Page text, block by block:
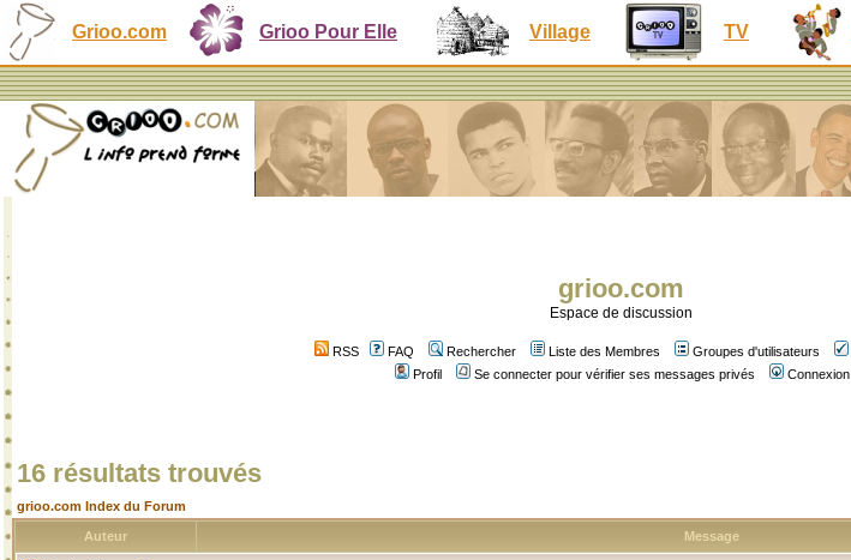
Grioo.com Grioo Pour Elle Village TV
grioo.com
Espace de discussion
RSS FAQ Rechercher Liste des Membres Groupes d'utilisateurs
Profil
Se connecter pour vérifier ses messages privés Connexion
16 résultats trouvés
grioo.com Index du Forum
Auteur Message